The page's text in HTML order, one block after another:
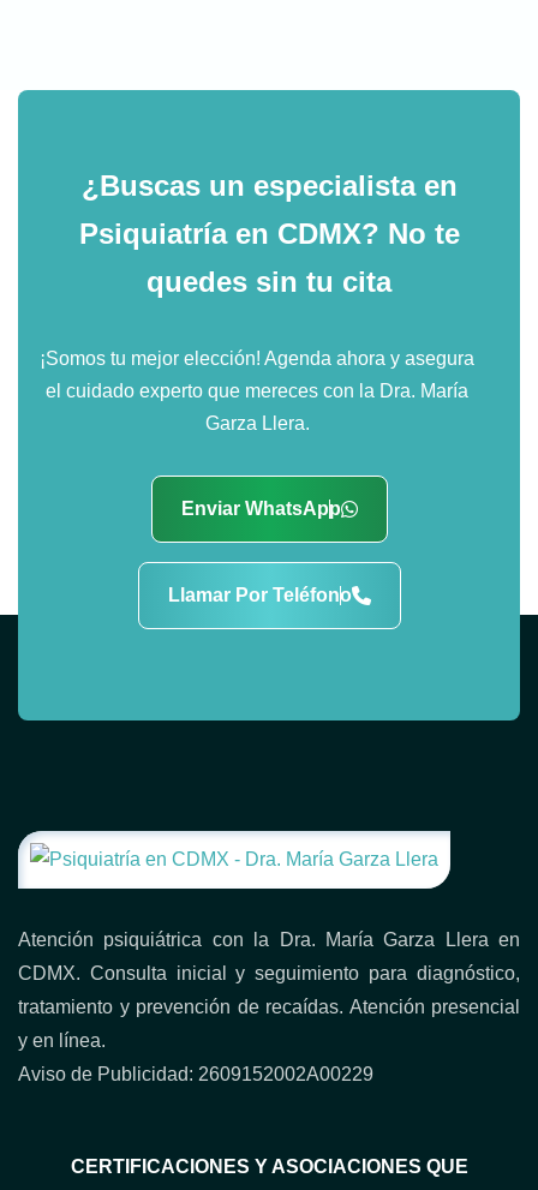
¿Buscas un especialista en
Psiquiatría en CDMX? No te
quedes sin tu cita
¡Somos tu mejor elección! Agenda ahora y asegura
el cuidado experto que mereces con la Dra. María
Garza Llera.
Enviar WhatsApp
Llamar Por Teléfono
Atención psiquiátrica con la Dra. María Garza Llera en
CDMX. Consulta inicial y seguimiento para diagnóstico,
tratamiento y prevención de recaídas. Atención presencial
y en línea.
Aviso de Publicidad: 2609152002A00229
CERTIFICACIONES Y ASOCIACIONES QUE